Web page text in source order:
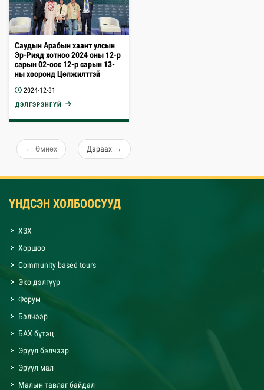
Саудын Арабын хаант улсын
Эр-Рияд хотноо 2024 оны 12-р
сарын 02-оос 12-р сарын 13-
ны хооронд Цөлжилттэй
Конвенцын талуудын 16
дугаар бага хурал буюу COP16
2024-12-31
ДЭЛГЭРЭНГҮЙ
← Өмнөх Дараах →
ҮНДСЭН ХОЛБООСУУД
ХЗХ
Хоршоо
Community based tours
Эко дэлгүүр
Форум
Бэлчээр
БАХ бүтэц
Эрүүл бэлчээр
Эрүүл мал
Малын тавлаг байдал